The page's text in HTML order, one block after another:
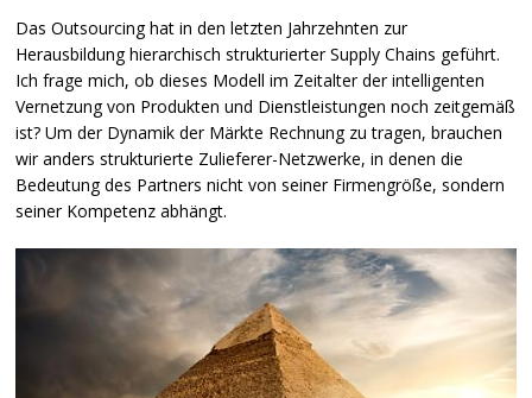
Das Outsourcing hat in den letzten Jahrzehnten zur
Herausbildung hierarchisch strukturierter Supply Chains geführt.
Ich frage mich, ob dieses Modell im Zeitalter der intelligenten
Vernetzung von Produkten und Dienstleistungen noch zeitgemäß
ist? Um der Dynamik der Märkte Rechnung zu tragen, brauchen
wir anders strukturierte Zulieferer-Netzwerke, in denen die
Bedeutung des Partners nicht von seiner Firmengröße, sondern
seiner Kompetenz abhängt.